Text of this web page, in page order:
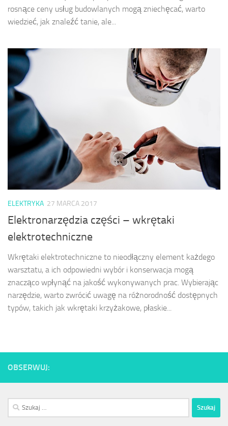
rosnące ceny usług budowlanych mogą zniechęcać, warto
wiedzieć, jak znaleźć tanie, ale...
ELEKTRYKA 27 MARCA 2017
Elektronarzędzia części – wkrętaki
elektrotechniczne
Wkrętaki elektrotechniczne to nieodłączny element każdego
warsztatu, a ich odpowiedni wybór i konserwacja mogą
znacząco wpłynąć na jakość wykonywanych prac. Wybierając
narzędzie, warto zwrócić uwagę na różnorodność dostępnych
typów, takich jak wkrętaki krzyżakowe, płaskie...
OBSERWUJ:
Szukaj: